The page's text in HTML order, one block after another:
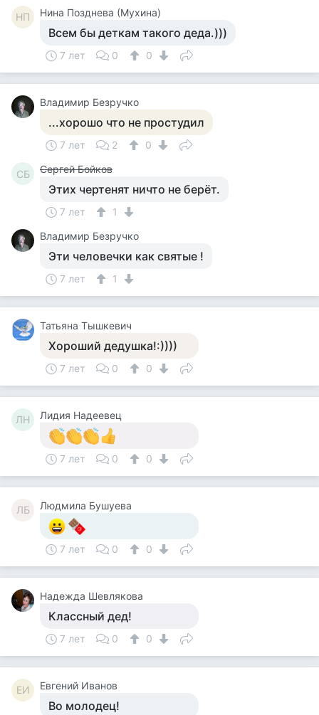
НП Нина Позднева (Мухина)
Всем бы деткам такого деда.)))
7 лет 0 0
Владимир Безручко
...хорошо что не простудил
7 лет 2 0
СБ Сергей Бойков
Этих чертенят ничто не берёт.
7 лет
1
Владимир Безручко
Эти человечки как святые !
7 лет 1
Татьяна Тышкевич
Хороший дедушка!:))))
7 лет 0 0
ЛН Лидия Надеевец
7 лет 0 0
ЛБ Людмила Бушуева
7 лет 0 0
Надежда Шевлякова
Классный дед!
7 лет 0 0
ЕИ Евгений Иванов
Во молодец!